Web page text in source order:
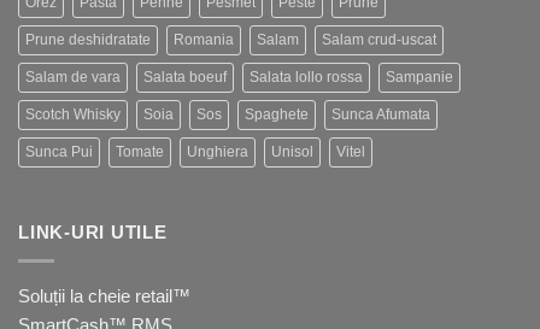
Prune deshidratate Romania Salam Salam crud-uscat
Salam de vara Salata boeuf Salata lollo rossa Sampanie
Scotch Whisky Soia Sos Spaghete Sunca Afumata
Sunca Pui Tomate Unghiera Unisol Vitel
LINK-URI UTILE
Soluții la cheie retail™
SmartCash™ RMS